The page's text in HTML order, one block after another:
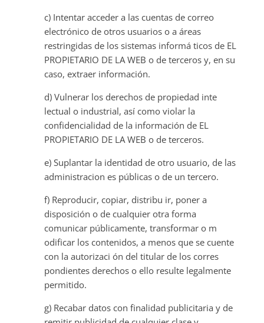
c) Intentar acceder a las cuentas de correo
electrónico de otros usuarios o a áreas
restringidas de los sistemas informá ticos de EL
PROPIETARIO DE LA WEB o de terceros y, en su
caso, extraer información.
d) Vulnerar los derechos de propiedad inte
lectual o industrial, así como violar la
confidencialidad de la información de EL
PROPIETARIO DE LA WEB o de terceros.
e) Suplantar la identidad de otro usuario, de las
administracion es públicas o de un tercero.
f) Reproducir, copiar, distribu ir, poner a
disposición o de cualquier otra forma
comunicar públicamente, transformar o m
odificar los contenidos, a menos que se cuente
con la autorizaci ón del titular de los corres
pondientes derechos o ello resulte legalmente
permitido.
g) Recabar datos con finalidad publicitaria y de